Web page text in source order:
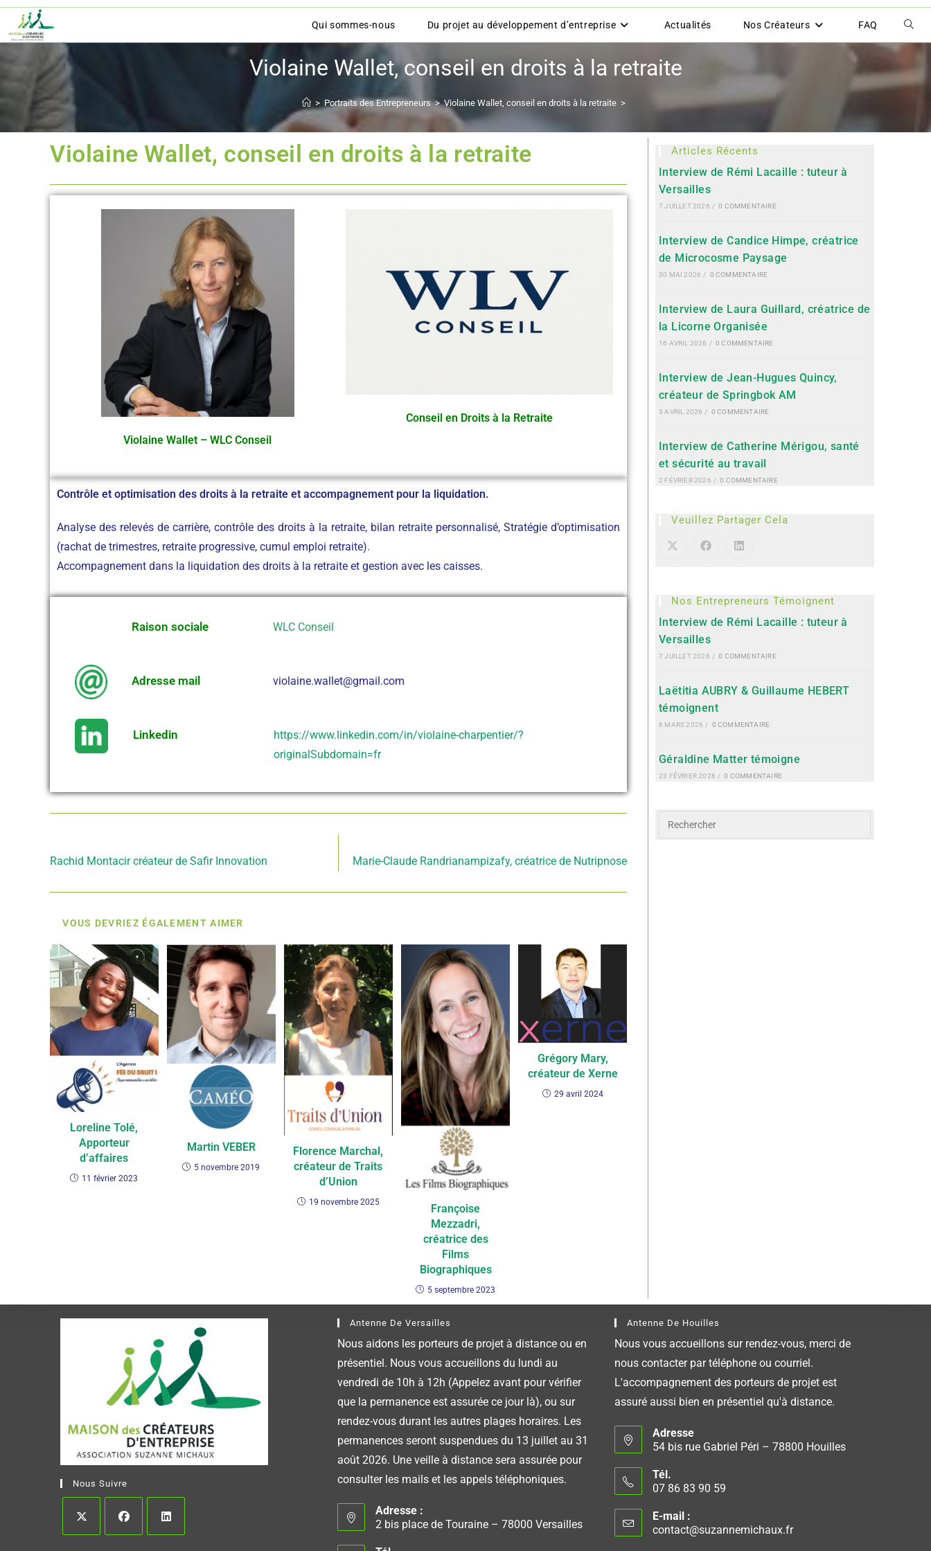
Qui sommes-nous Du projet au développement d’entreprise Actualités Nos Créateurs FAQ
Violaine Wallet, conseil en droits à la retraite
> Portraits des Entrepreneurs > Violaine Wallet, conseil en droits à la retraite >
Violaine Wallet, conseil en droits à la retraite
Violaine Wallet – WLC Conseil
Conseil en Droits à la Retraite
Contrôle et optimisation des droits à la retraite et accompagnement pour la liquidation.
Analyse des relevés de carrière, contrôle des droits à la retraite, bilan retraite personnalisé, Stratégie d’optimisation
(rachat de trimestres, retraite progressive, cumul emploi retraite).
Accompagnement dans la liquidation des droits à la retraite et gestion avec les caisses.
Raison sociale WLC Conseil
Adresse mail violaine.wallet@gmail.com
Linkedin
https://www.linkedin.com/in/violaine-charpentier/?
originalSubdomain=fr
Rachid Montacir créateur de Safir Innovation
Marie-Claude Randrianampizafy, créatrice de Nutripnose
VOUS DEVRIEZ ÉGALEMENT AIMER
Loreline Tolé,
Apporteur
d’affaires
11 février 2023
Martin VEBER
5 novembre 2019
Florence Marchal,
créateur de Traits
d’Union
19 novembre 2025
Françoise
Mezzadri,
créatrice des
Films
Biographiques
5 septembre 2023
Grégory Mary,
créateur de Xerne
29 avril 2024
Articles Récents
Interview de Rémi Lacaille : tuteur à
Versailles
7 JUILLET 2026 / 0 COMMENTAIRE
Interview de Candice Himpe, créatrice
de Microcosme Paysage
30 MAI 2026 / 0 COMMENTAIRE
Interview de Laura Guillard, créatrice de
la Licorne Organisée
16 AVRIL 2026 / 0 COMMENTAIRE
Interview de Jean-Hugues Quincy,
créateur de Springbok AM
3 AVRIL 2026 / 0 COMMENTAIRE
Interview de Catherine Mérigou, santé
et sécurité au travail
2 FÉVRIER 2026 / 0 COMMENTAIRE
Veuillez Partager Cela
Nos Entrepreneurs Témoignent
Interview de Rémi Lacaille : tuteur à
Versailles
7 JUILLET 2026 / 0 COMMENTAIRE
Laëtitia AUBRY & Guillaume HEBERT
témoignent
6 MARS 2026 / 0 COMMENTAIRE
Géraldine Matter témoigne
23 FÉVRIER 2026 / 0 COMMENTAIRE
Nous Suivre
Antenne De Versailles
Nous aidons les porteurs de projet à distance ou en
présentiel. Nous vous accueillons du lundi au
vendredi de 10h à 12h (Appelez avant pour vérifier
que la permanence est assurée ce jour là), ou sur
rendez-vous durant les autres plages horaires. Les
permanences seront suspendues du 13 juillet au 31
août 2026. Une veille à distance sera assurée pour
consulter les mails et les appels téléphoniques.
Adresse :
2 bis place de Touraine – 78000 Versailles
Antenne De Houilles
Nous vous accueillons sur rendez-vous, merci de
nous contacter par téléphone ou courriel.
L'accompagnement des porteurs de projet est
assuré aussi bien en présentiel qu'à distance.
Adresse
54 bis rue Gabriel Péri – 78800 Houilles
Tél.
07 86 83 90 59
E-mail :
contact@suzannemichaux.fr